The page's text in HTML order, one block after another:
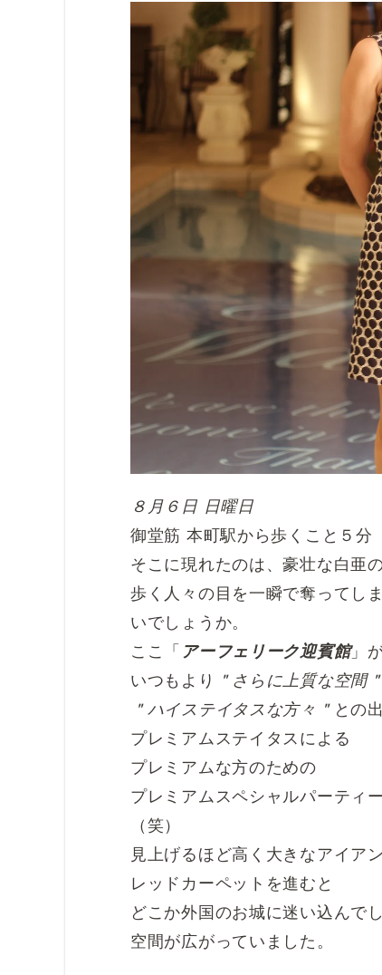
８月６日 日曜日
御堂筋 本町駅から歩くこと５分
そこに現れたのは、豪壮な白亜の
歩く人々の目を一瞬で奪ってし
いでしょうか。
ここ「 アーフェリーク迎賓館」
いつもより
＂さらに上質な空間＂
＂ハイステイタスな方々＂ との
プレミアムステイタスによる
プレミアムな方のための
プレミアムスペシャルパーティー
（笑）
見上げるほど高く大きなアイア
レッドカーペットを進むと
どこか外国のお城に迷い込んで
空間が広がっていました。